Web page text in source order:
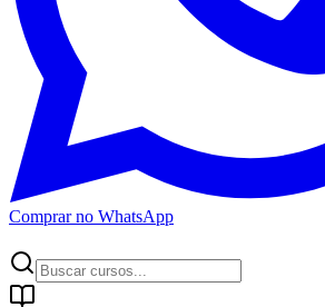
Comprar no WhatsApp